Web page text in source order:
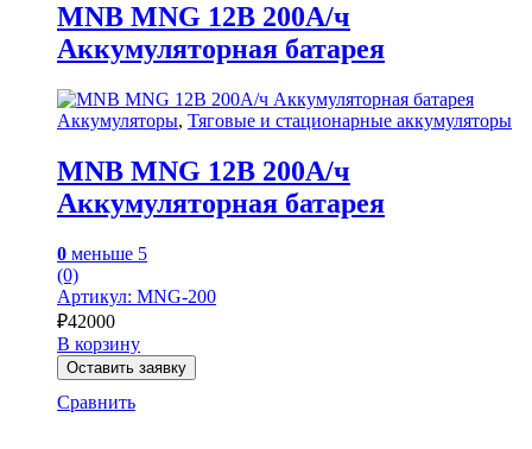
MNB MNG 12В 200А/ч
Аккумуляторная батарея
Аккумуляторы, Тяговые и стационарные аккумуляторы
MNB MNG 12В 200А/ч
Аккумуляторная батарея
0 меньше 5
(0)
Артикул: MNG-200
₽42000
В корзину
Оставить заявку
Сравнить